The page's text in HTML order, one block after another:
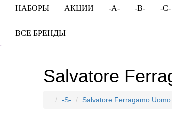
НАБОРЫ АКЦИИ -A- -B- -C-
ВСЕ БРЕНДЫ
Salvatore
-S- Salvatore Ferragamo